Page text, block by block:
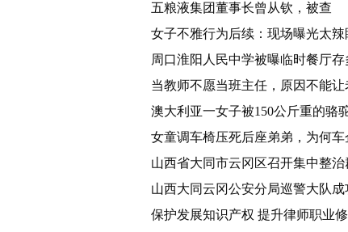
五粮液集团董事长曾从钦，被查
女子不雅行为后续：现场曝光太
周口淮阳人民中学被曝临时餐厅
当教师不愿当班主任，原因不能让
澳大利亚一女子被150公斤重的骆
女童调车椅压死后座弟弟，为何
山西省大同市云冈区召开集中整
山西大同云冈公安分局巡警大队
保护发展知识产权 提升律师职业